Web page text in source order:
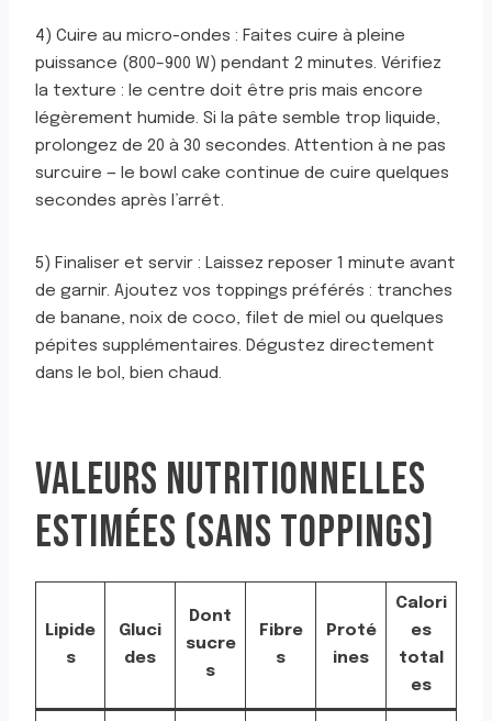
4) Cuire au micro-ondes : Faites cuire à pleine
puissance (800–900 W) pendant 2 minutes. Vérifiez
la texture : le centre doit être pris mais encore
légèrement humide. Si la pâte semble trop liquide,
prolongez de 20 à 30 secondes. Attention à ne pas
surcuire — le bowl cake continue de cuire quelques
secondes après l’arrêt.
5) Finaliser et servir : Laissez reposer 1 minute avant
de garnir. Ajoutez vos toppings préférés : tranches
de banane, noix de coco, filet de miel ou quelques
pépites supplémentaires. Dégustez directement
dans le bol, bien chaud.
VALEURS NUTRITIONNELLES
ESTIMÉES (SANS TOPPINGS)
Lipide
s
Gluci
des
Dont
sucre
s
Fibre
s
Proté
ines
Calori
es
total
es